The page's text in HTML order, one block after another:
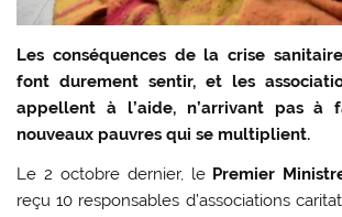
Les conséquences de la crise
font durement sentir, et les
appellent à l’aide, n’arrivant pas à
nouveaux pauvres qui se multiplient.
Le 2 octobre dernier, le Premier
reçu 10 responsables d’associations